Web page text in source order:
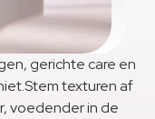
gerichte care en
texturen af
voedender in de